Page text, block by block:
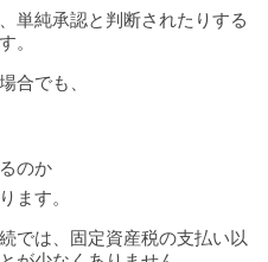
単純承認と判断されたりする
。
合でも、
のか
ます。
では、固定資産税の支払い以